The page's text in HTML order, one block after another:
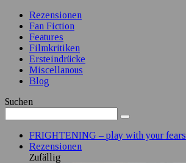
Rezensionen
Fan Fiction
Features
Filmkritiken
Ersteindrücke
Miscellanous
Blog
Suchen
FRIGHTENING – play with your fears
Rezensionen
Zufällig